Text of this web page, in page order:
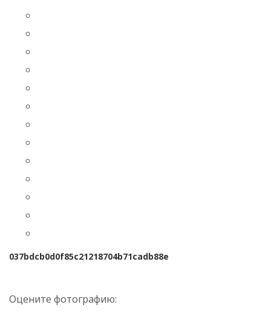
037bdcb0d0f85c21218704b71cadb88e
Оцените фотографию: